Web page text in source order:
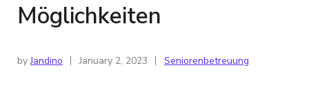
Möglichkeiten
byJandino January 2, 2023 Seniorenbetreuung